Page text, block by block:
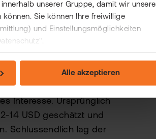
unserer Gruppe, damit wir unsere
Sie können Ihre freiwillige
und Einstellungsmöglichkeiten
Alle akzeptieren
an die Börse ging,
Interesse. Ursprünglich
14 USD geschätzt und
Schlussendlich lag der